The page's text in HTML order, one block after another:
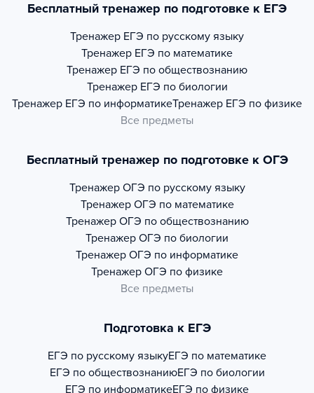
Бесплатный тренажер по подготовке к ЕГЭ
Тренажер ЕГЭ по русскому языку
Тренажер ЕГЭ по математике
Тренажер ЕГЭ по обществознанию
Тренажер ЕГЭ по биологии
Тренажер ЕГЭ по информатикеТренажер ЕГЭ по физике
Все предметы
Бесплатный тренажер по подготовке к ОГЭ
Тренажер ОГЭ по русскому языку
Тренажер ОГЭ по математике
Тренажер ОГЭ по обществознанию
Тренажер ОГЭ по биологии
Тренажер ОГЭ по информатике
Тренажер ОГЭ по физике
Все предметы
Подготовка к ЕГЭ
ЕГЭ по русскому языкуЕГЭ по математике
ЕГЭ по обществознаниюЕГЭ по биологии
ЕГЭ по информатикеЕГЭ по физике